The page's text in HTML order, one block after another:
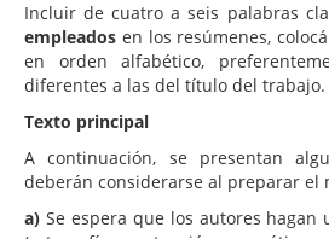
Incluir de cuatro a seis palabras
empleados en los resúmenes,
en orden alfabético,
diferentes a las del título del trabajo.
Texto principal
A continuación, se presentan
deberán considerarse al preparar el
a) Se espera que los autores hagan